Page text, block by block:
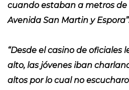
cuando estaban a metros
Avenida San Martin y
“Desde el casino de oficiales
alto, las jóvenes iban
altos por lo cual no